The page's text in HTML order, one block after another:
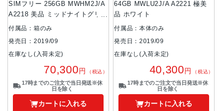
SIMフリー 256GB MWHM2J/A
A2218 美品 ミッドナイトグリー
ン
付属品：箱のみ
発売日：2019/09
在庫なし(入荷未定)
70,300円 （税込）
17時までのご注文で当日発送※休
日を除く
カートに入れる
64GB MWLU2J/A A2221 極美
品 ホワイト
付属品：本体のみ
発売日：2019/09
在庫なし(入荷未定)
40,300円 （税込）
17時までのご注文で当日発送※休
日を除く
カートに入れる